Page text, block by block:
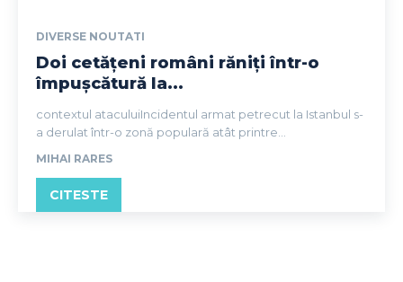
DIVERSE NOUTATI
Doi cetățeni români răniți într-o
împușcătură la...
contextul ataculuiIncidentul armat petrecut la Istanbul s-
a derulat într-o zonă populară atât printre...
MIHAI RARES
CITESTE